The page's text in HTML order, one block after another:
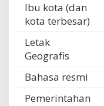
Ibu kota (dan
kota terbesar)
Letak
Geografis
Bahasa resmi
Pemerintahan